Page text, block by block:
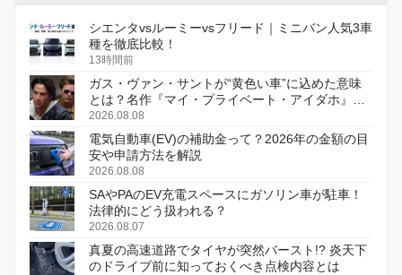
シエンタvsルーミーvsフリード｜ミニバン人気3車
種を徹底比較！
13時間前
ガス・ヴァン・サントが“黄色い車”に込めた意味
とは？名作『マイ・プライベート・アイダホ』が
初のデジタルリマスター版で復活
2026.08.08
電気自動車(EV)の補助金って？2026年の金額の目
安や申請方法を解説
2026.08.08
SAやPAのEV充電スペースにガソリン車が駐車！
法律的にどう扱われる？
2026.08.07
真夏の高速道路でタイヤが突然バースト!? 炎天下
のドライブ前に知っておくべき点検内容とは